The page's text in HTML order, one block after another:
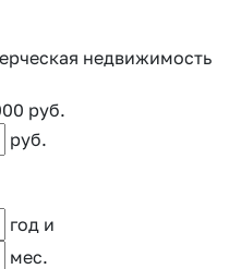
недвижимость
руб.
руб.
год и
мес.